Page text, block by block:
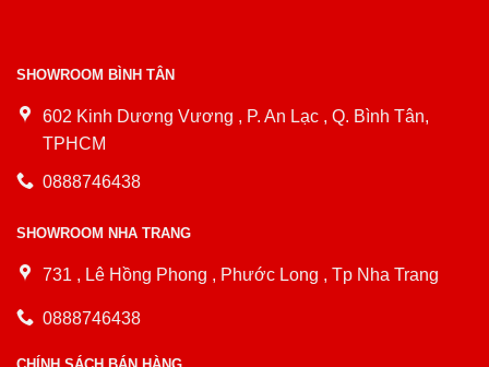
SHOWROOM BÌNH TÂN
602 Kinh Dương Vương , P. An Lạc , Q. Bình Tân,
TPHCM
0888746438
SHOWROOM NHA TRANG
731 , Lê Hồng Phong , Phước Long , Tp Nha Trang
0888746438